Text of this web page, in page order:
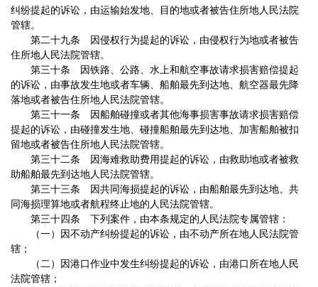
纠纷提起的诉讼，由运输始发地、目的地或者被告住所地人民法院
管辖。
第二十九条 因侵权行为提起的诉讼，由侵权行为地或者被告
住所地人民法院管辖。
第三十条 因铁路、公路、水上和航空事故请求损害赔偿提起
的诉讼，由事故发生地或者车辆、船舶最先到达地、航空器最先降
落地或者被告住所地人民法院管辖。
第三十一条 因船舶碰撞或者其他海事损害事故请求损害赔偿
提起的诉讼，由碰撞发生地、碰撞船舶最先到达地、加害船舶被扣
留地或者被告住所地人民法院管辖。
第三十二条 因海难救助费用提起的诉讼，由救助地或者被救
助船舶最先到达地人民法院管辖。
第三十三条 因共同海损提起的诉讼，由船舶最先到达地、共
同海损理算地或者航程终止地的人民法院管辖。
第三十四条 下列案件，由本条规定的人民法院专属管辖：
（一）因不动产纠纷提起的诉讼，由不动产所在地人民法院管
辖；
（二）因港口作业中发生纠纷提起的诉讼，由港口所在地人民
法院管辖；